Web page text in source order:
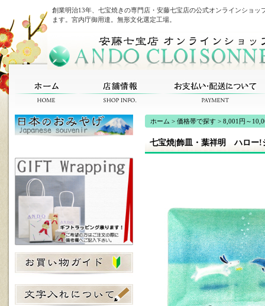
創業明治13年、七宝焼きの専門店・安藤七宝店の公式オンラインショ
ます。宮内庁御用達。無形文化選定工場。
ホーム > 価格帯で探す > 8,001円～
七宝焼|飾皿・葉祥明 ハロー!